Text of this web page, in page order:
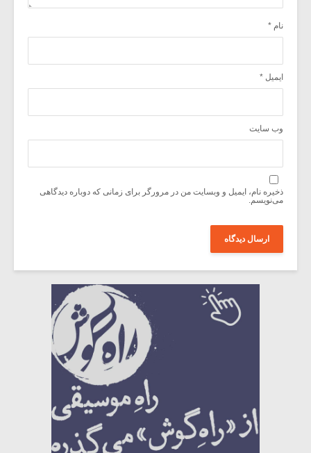
نام *
ایمیل *
وب‌ سایت
ذخیره نام، ایمیل و وبسایت من در مرورگر برای زمانی که دوباره دیدگاهی
می‌نویسم.